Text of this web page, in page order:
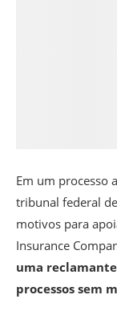
Em um processo
tribunal federal
motivos para
Insurance
uma
processos sem